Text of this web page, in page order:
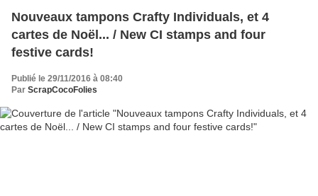
Nouveaux tampons Crafty Individuals, et 4
cartes de Noël... / New CI stamps and four
festive cards!
Publié le 29/11/2016 à 08:40
Par ScrapCocoFolies